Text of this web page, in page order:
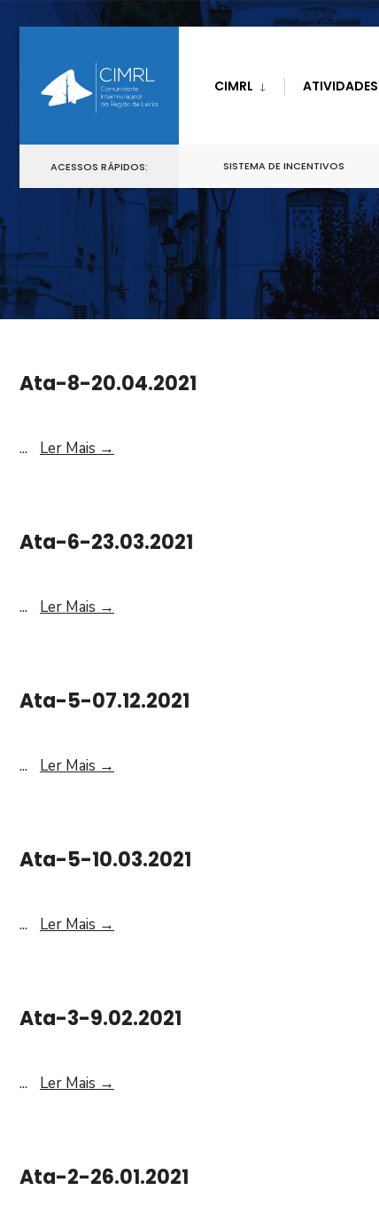
CIMRL ATIVIDADES
ACESSOS RÁPIDOS: SISTEMA DE INCENTIVOS
Ata-8-20.04.2021
... Ler Mais →
Ata-6-23.03.2021
... Ler Mais →
Ata-5-07.12.2021
... Ler Mais →
Ata-5-10.03.2021
... Ler Mais →
Ata-3-9.02.2021
... Ler Mais →
Ata-2-26.01.2021